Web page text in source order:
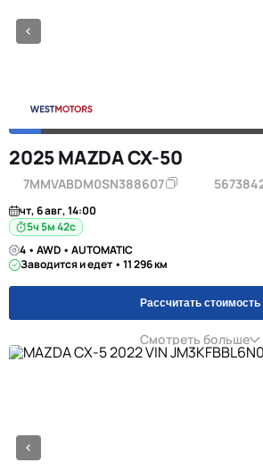
2025 MAZDA CX-50
7MMVABDM0SN388607
чт, 6 авг, 14:00
5ч 5м 42с
4 • AWD • AUTOMATIC
Заводится и едет • 11 296 км
Рассчитать стоимость
Смотреть больше